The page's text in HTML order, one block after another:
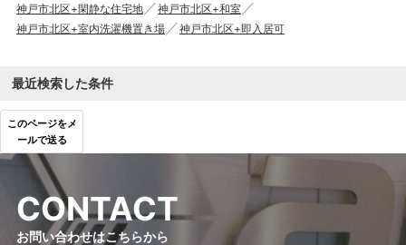
神戸市北区+閑静な住宅地
神戸市北区+和室
神戸市北区+室内洗濯機置き場
神戸市北区+即入居可
最近検索した条件
このページをメ
ールで送る
CONTACT
お問い合わせはこちらから